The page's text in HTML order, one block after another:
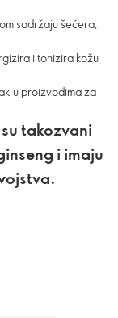
sadržaju šećera,
i tonizira kožu
u proizvodima za
takozvani
i imaju